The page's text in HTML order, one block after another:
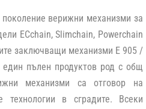
поколение верижни механизми за
ECchain,Slimchain, Powerchain
заключващи механизми E 905 /
един пълен продуктов род с общ
механизми са отговор на
технологии в сградите. Всеки